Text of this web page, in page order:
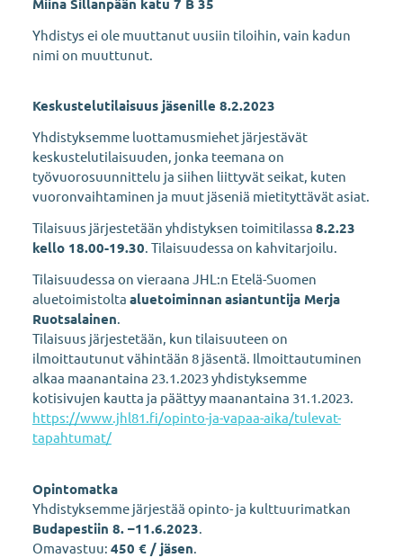
Yhdistys ei ole muuttanut uusiin tiloihin, vain kadun
nimi on muuttunut.
Keskustelutilaisuus jäsenille 8.2.2023
Yhdistyksemme luottamusmiehet järjestävät
keskustelutilaisuuden, jonka teemana on
työvuorosuunnittelu ja siihen liittyvät seikat, kuten
vuoronvaihtaminen ja muut jäseniä mietityttävät asiat.
Tilaisuus järjestetään yhdistyksen toimitilassa 8.2.23
kello 18.00-19.30. Tilaisuudessa on kahvitarjoilu.
Tilaisuudessa on vieraana JHL:n Etelä-Suomen
aluetoimistolta aluetoiminnan asiantuntija Merja
Ruotsalainen
Tilaisuus järjestetään, kun tilaisuuteen on
ilmoittautunut vähintään 8 jäsentä. Ilmoittautuminen
alkaa maanantaina 23.1.2023 yhdistyksemme
kotisivujen kautta ja päättyy maanantaina 31.1.2023.
https://www.jhl81.fi/opinto-ja-vapaa-aika/tulevat-
tapahtumat/
Opintomatka
Yhdistyksemme järjestää opinto- ja kulttuurimatkan
Budapestiin 8. –11.6.2023
Omavastuu: 450 € / jäsen